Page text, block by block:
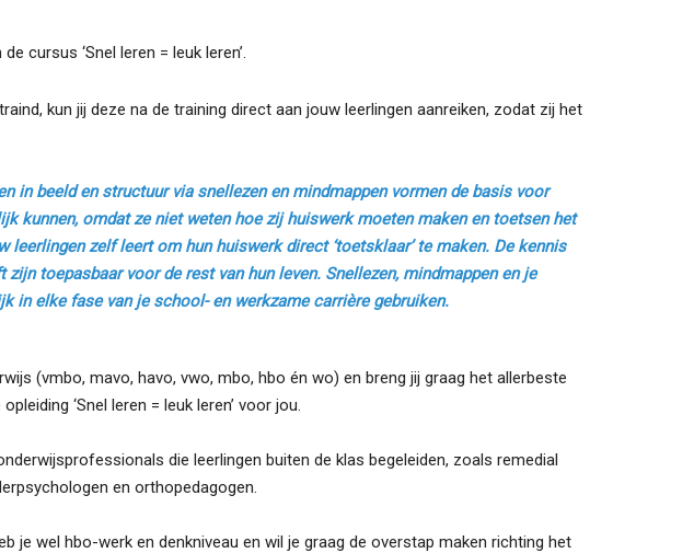
cursus ‘Snel leren = leuk leren’.
kun jij deze na de training direct aan jouw leerlingen aanreiken, zodat zij het
in beeld en structuur via snellezen en mindmappen vormen de basis voor
kunnen, omdat ze niet weten hoe zij huiswerk moeten maken en toetsen het
zelf leert om hun huiswerk direct ‘toetsklaar’ te maken. De kennis
toepasbaar voor de rest van hun leven. Snellezen, mindmappen en je
in elke fase van je school- en werkzame carrière gebruiken.
(vmbo, mavo, havo, vwo, mbo, hbo én wo) en breng jij graag het allerbeste
‘Snel leren = leuk leren’ voor jou.
die leerlingen buiten de klas begeleiden, zoals remedial
en orthopedagogen.
je wel hbo-werk en denkniveau en wil je graag de overstap maken richting het